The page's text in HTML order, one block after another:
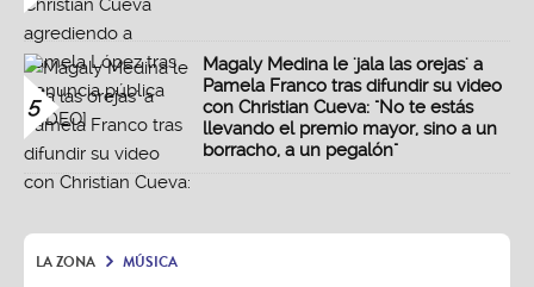
5
Magaly Medina le 'jala las orejas' a
Pamela Franco tras difundir su video
con Christian Cueva: "No te estás
llevando el premio mayor, sino a un
borracho, a un pegalón"
LA ZONA MÚSICA